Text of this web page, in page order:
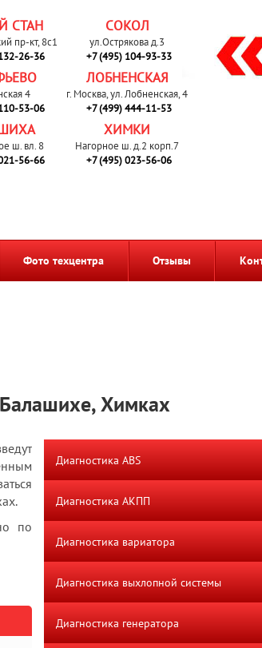
СТАН
пр-кт, 8с1
26-36
СОКОЛ
ул.Острякова д.3
+7 (495) 104-93-33
4
53-06
ЛОБНЕНСКАЯ
г. Москва, ул. Лобненская, 4
+7 (499) 444-11-53
ш. вл. 8
56-66
ХИМКИ
Нагорное ш. д.2 корп.7
+7 (495) 023-56-06
Фото техцентра Отзывы
Химках
по
Диагностика ABS
Диагностика АКПП
Диагностика вариатора
Диагностика выхлопной системы
Диагностика генератора